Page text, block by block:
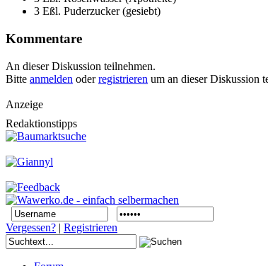
3 Eßl. Puderzucker (gesiebt)
Kommentare
An dieser Diskussion teilnehmen.
Bitte anmelden oderregistrieren um an dieser Diskussion
Anzeige
Redaktionstipps
Vergessen? | Registrieren